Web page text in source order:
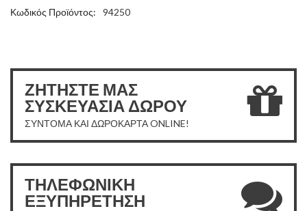
Κωδικός Προϊόντος: 94250
ΖΗΤΗΣΤΕ ΜΑΣ
ΣΥΣΚΕΥΑΣΙΑ ΔΩΡΟΥ
ΣΥΝΤΟΜΑ ΚΑΙ ΔΩΡΟΚΑΡΤΑ ONLINE!
ΤΗΛΕΦΩΝΙΚΗ
ΕΞΥΠΗΡΕΤΗΣΗ